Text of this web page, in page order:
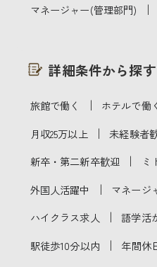
マネージャー(管理部門) ｜
詳細条件から探す
旅館で働く ｜ ホテルで働
月収25万以上 ｜ 未経験者
新卒・第二新卒歓迎 ｜ ミ
外国人活躍中 ｜ マネージ
ハイクラス求人 ｜ 語学活
駅徒歩10分以内 ｜ 年間休